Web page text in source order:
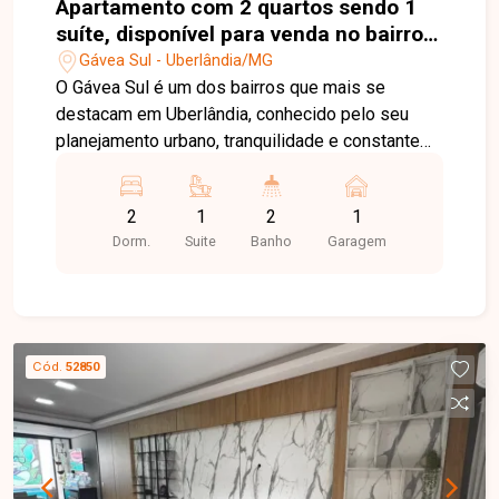
Apartamento com 2 quartos sendo 1
suíte, disponível para venda no bairro
Gávea Sul em Uberlândia-MG
Gávea Sul - Uberlândia/MG
O Gávea Sul é um dos bairros que mais se
destacam em Uberlândia, conhecido pelo seu
planejamento urbano, tranquilidade e constante
principais vias da cidade, além de contar com
uma ampla rede de comércios, supermercados,
escolas, academias e serviços, proporcionando
banheiro social, cozinha, área de serviço, sacada
e 1 vaga de garagem. O condomínio oferece uma
estrutura completa de lazer e conveniência, com
elevador, espaço fitness, salão de festas,
piscinas adulto e infantil, solarium, play kids,
lobby de acesso, car wash, espaço happy hour,
2
Dorm.
1
Suite
2
Banho
1
Garagem
Cód. 52850